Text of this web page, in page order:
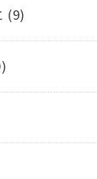
(9)